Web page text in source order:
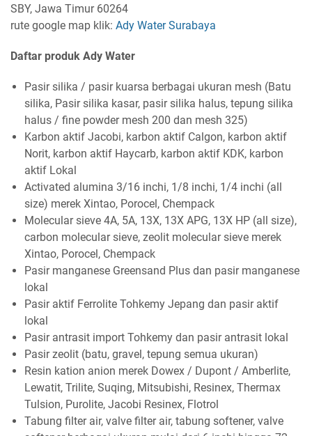
SBY, Jawa Timur 60264
rute google map klik: Ady Water Surabaya
Daftar produk Ady Water
Pasir silika / pasir kuarsa berbagai ukuran mesh (Batu
silika, Pasir silika kasar, pasir silika halus, tepung silika
halus / fine powder mesh 200 dan mesh 325)
Karbon aktif Jacobi, karbon aktif Calgon, karbon aktif
Norit, karbon aktif Haycarb, karbon aktif KDK, karbon
aktif Lokal
Activated alumina 3/16 inchi, 1/8 inchi, 1/4 inchi (all
size) merek Xintao, Porocel, Chempack
Molecular sieve 4A, 5A, 13X, 13X APG, 13X HP (all size),
carbon molecular sieve, zeolit molecular sieve merek
Xintao, Porocel, Chempack
Pasir manganese Greensand Plus dan pasir manganese
lokal
Pasir aktif Ferrolite Tohkemy Jepang dan pasir aktif
lokal
Pasir antrasit import Tohkemy dan pasir antrasit lokal
Pasir zeolit (batu, gravel, tepung semua ukuran)
Resin kation anion merek Dowex / Dupont / Amberlite,
Lewatit, Trilite, Suqing, Mitsubishi, Resinex, Thermax
Tulsion, Purolite, Jacobi Resinex, Flotrol
Tabung filter air, valve filter air, tabung softener, valve